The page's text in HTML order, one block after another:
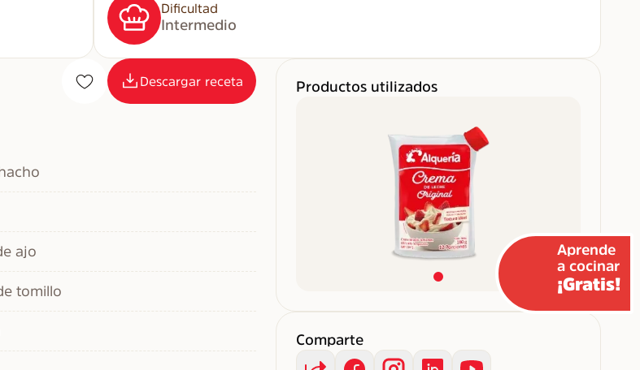
Dificultad
Intermedio
Descargar receta
ajo
tomillo
Productos utilizados
Comparte
Aprende
a cocinar
¡Gratis!